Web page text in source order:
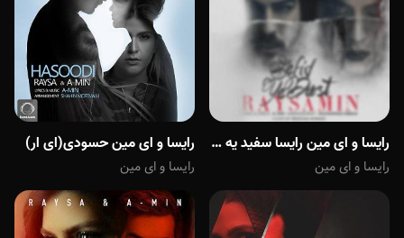
رایسا و ای مین رایسا سفید یه دست
رایسا و ای مین
رایسا و ای مین حسودی(ای ار)
رایسا و ای مین